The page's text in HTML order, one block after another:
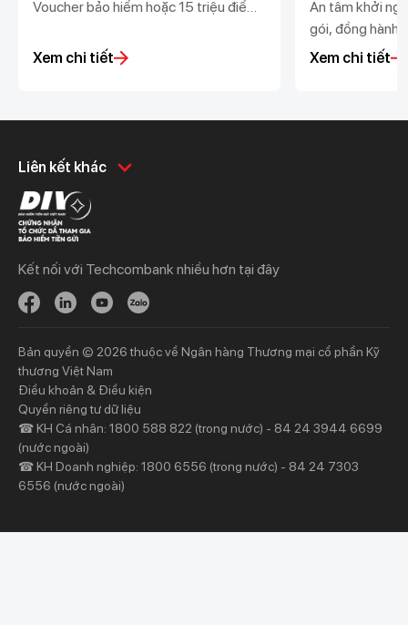
Voucher bảo hiểm hoặc 15 triệu điểm
nghiệp mới hoặc quay lại mua, bán
Xem chi tiết
An tâm khởi
gói, đồng hành
và loạt ưu đãi
Xem chi tiết
Liên kết khác
Khách hàng cá nhân
Chi tiêu
Tiết kiệm
Vay
Đầu tư
Bảo hiểm
Thông tin mới
Thương mại
Thông tin mới
Khách hàng ưu tiên
Dịch vụ khách hàng ưu tiên
Đặc quyền vượt trội
Thông tin tài chính
Đại hội đồng cổ đông
Kết nối với Techcombank nhiều hơn tại đây
Bản quyền © 2026 thuộc về Ngân hàng Thương mại cổ phần Kỹ
thương Việt Nam
Điều khoản & Điều kiện
Quyền riêng tư dữ liệu
☎ KH Cá nhân: 1800 588 822 (trong nước) - 84 24 3944 6699
(nước ngoài)
☎ KH Doanh nghiệp: 1800 6556 (trong nước) - 84 24 7303
6556 (nước ngoài)